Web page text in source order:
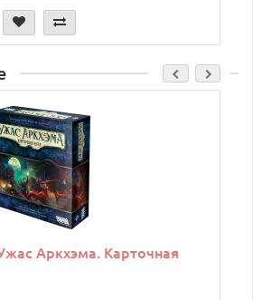
Аркхэма. Карточная